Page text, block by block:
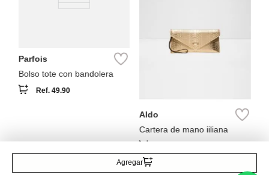
Agregar
Parfois
Bolso tote con bandolera
Ref.49.90
Aldo
Cartera de mano iiliana